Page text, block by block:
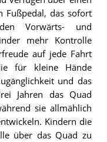
Fußpedal, das sofort
Vorwärts- und
mehr Kontrolle
auf jede Fahrt
für kleine Hände
und das
Jahren das Quad
sie allmählich
Kindern die
über das Quad zu